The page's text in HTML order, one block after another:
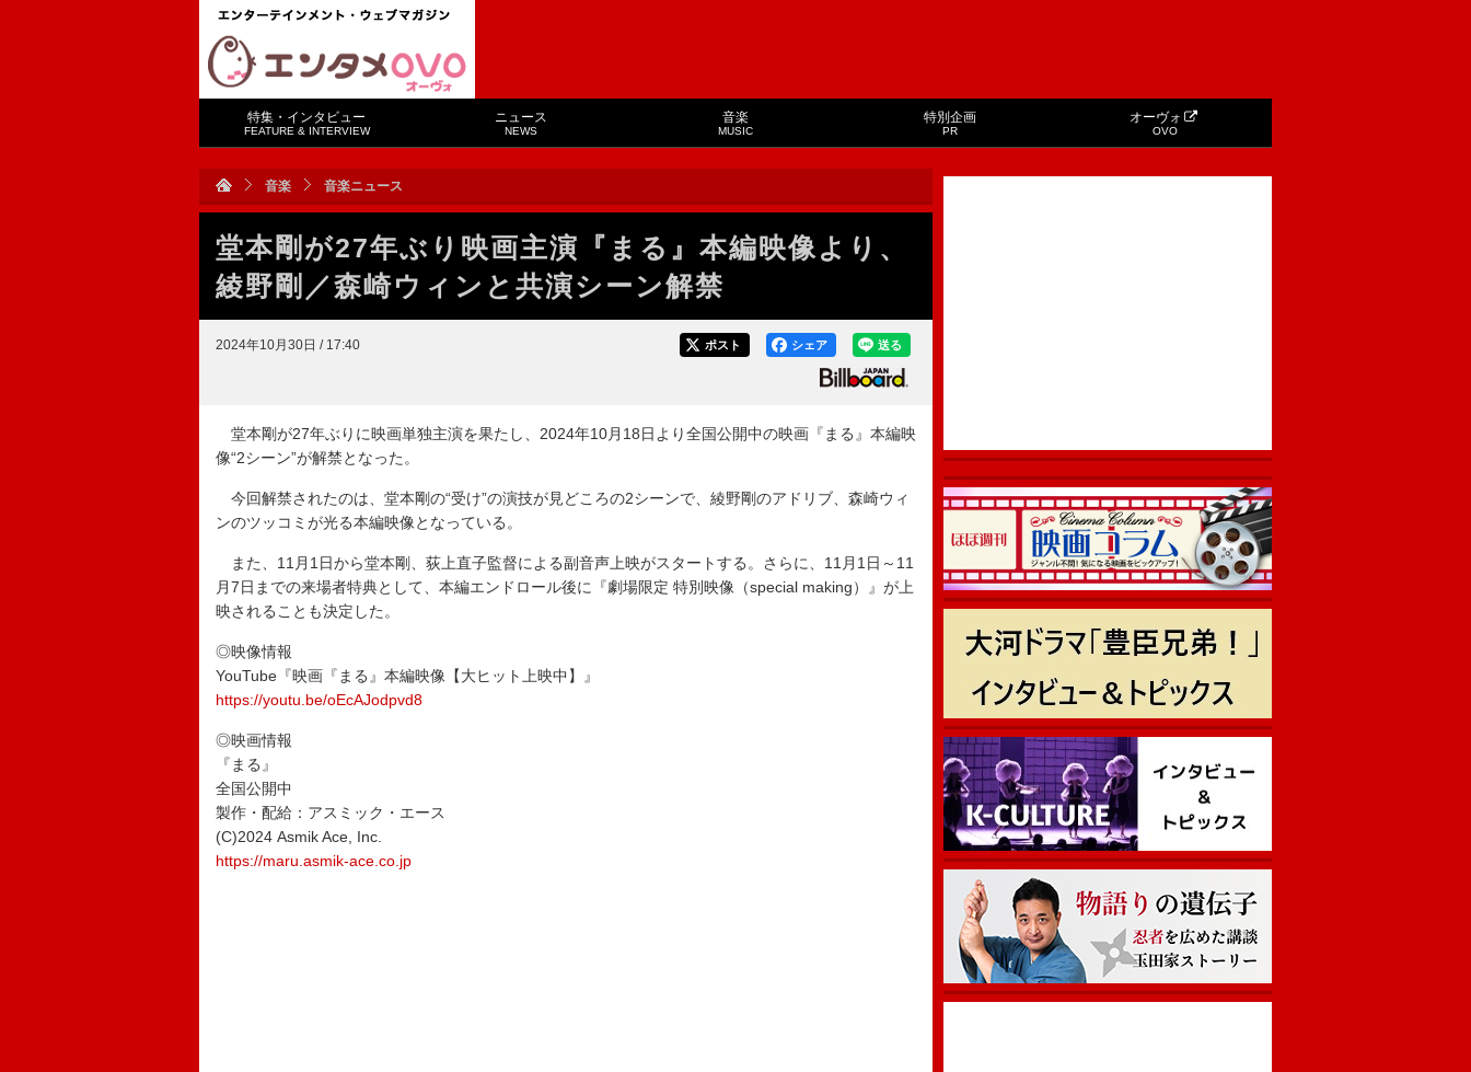
特集・インタビュー
FEATURE & INTERVIEW
ニュース
NEWS
音楽
MUSIC
特別企画
PR
オーヴォ
OVO
音楽 音楽ニュース
堂本剛が27年ぶり映画主演『まる』本編映像より、
綾野剛／森崎ウィンと共演シーン解禁
2024年10月30日 / 17:40 送る
シェア
ポスト
堂本剛が27年ぶりに映画単独主演を果たし、2024年10月18日より全国公開中の映画『まる』本編映
像“2シーン”が解禁となった。
今回解禁されたのは、堂本剛の“受け”の演技が見どころの2シーンで、綾野剛のアドリブ、森崎ウィ
ンのツッコミが光る本編映像となっている。
また、11月1日から堂本剛、荻上直子監督による副音声上映がスタートする。さらに、11月1日～11
月7日までの来場者特典として、本編エンドロール後に『劇場限定 特別映像（special making）』が上
映されることも決定した。
◎映像情報
YouTube『映画『まる』本編映像【大ヒット上映中】』
https://youtu.be/oEcAJodpvd8
◎映画情報
『まる』
全国公開中
製作・配給：アスミック・エース
(C)2024 Asmik Ace, Inc.
https://maru.asmik-ace.co.jp